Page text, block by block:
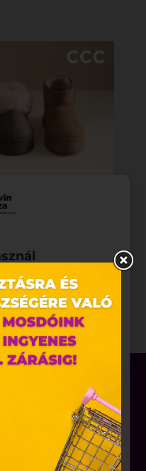
„süti")
melyek információt
Ehhez az Ön
szóló 2003.
kérdéseiről szóló
az Európai Unió
Azon
Unió országain
és